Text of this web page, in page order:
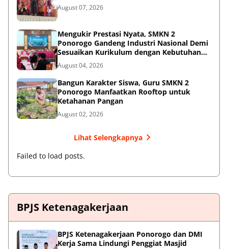
August 07, 2026
Mengukir Prestasi Nyata, SMKN 2
Ponorogo Gandeng Industri Nasional Demi
Sesuaikan Kurikulum dengan Kebutuhan
Dunia Kerja
August 04, 2026
Bangun Karakter Siswa, Guru SMKN 2
Ponorogo Manfaatkan Rooftop untuk
Ketahanan Pangan
August 02, 2026
Lihat Selengkapnya
Failed to load posts.
BPJS Ketenagakerjaan
BPJS Ketenagakerjaan Ponorogo dan DMI
Kerja Sama Lindungi Penggiat Masjid